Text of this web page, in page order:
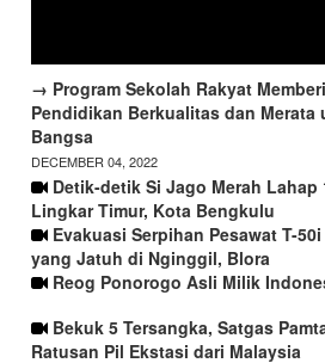
→ Program Sekolah Rakyat
Pendidikan Berkualitas dan Merata
Bangsa
DECEMBER 04, 2022
Detik-detik Si Jago Merah Lahap
Lingkar Timur, Kota Bengkulu
Evakuasi Serpihan Pesawat T-
yang Jatuh di Nginggil, Blora
Reog Ponorogo Asli Milik
Bekuk 5 Tersangka, Satgas
Ratusan Pil Ekstasi dari Malaysia